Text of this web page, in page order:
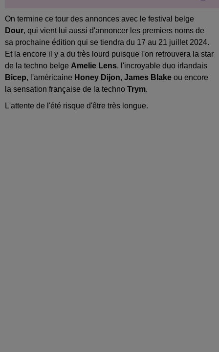
On termine ce tour des annonces avec le festival belge
Dour, qui vient lui aussi d'annoncer les premiers noms de
sa prochaine édition qui se tiendra du 17 au 21 juillet 2024.
Et la encore il y a du très lourd puisque l'on retrouvera la star
de la techno belge Amelie Lens, l'incroyable duo irlandais
Bicep, l'américaine Honey Dijon, James Blake ou encore
la sensation française de la techno Trym.
L'attente de l'été risque d'être très longue.